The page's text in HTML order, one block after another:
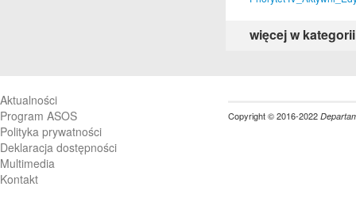
więcej w
Aktualności
Program ASOS
Polityka prywatności
Deklaracja dostępności
Multimedia
Kontakt
Copyright © 2016-2022